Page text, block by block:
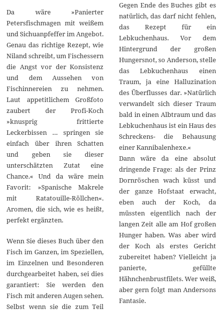
Da wäre »Panierter
Petersfischmagen mit weißem
und Sichuanpfeffer im Angebot.
Genau das richtige Rezept, wie
Niland schreibt, um Fischessern
die Angst vor der Konsistenz
und dem Aussehen von
Fischinnereien zu nehmen.
Laut appetitlichem Großfoto
zaubert der Profi-Koch
»knusprig frittierte
Leckerbissen … springen sie
einfach über ihren Schatten
und geben sie dieser
unterschätzten Zutat eine
Chance.« Und da wäre mein
Favorit: »Spanische Makrele
mit Ratatouille-Röllchen«.
Aromen, die sich, wie es heißt,
perfekt ergänzten.
Wenn Sie dieses Buch über den
Fisch im Ganzen, im Speziellen,
im Einzelnen und Besonderen
durchgearbeitet haben, sei dies
garantiert: Sie werden den
Fisch mit anderen Augen sehen.
Selbst wenn sie die zum Teil
Gegen Ende des Buches gibt es
natürlich, das darf nicht fehlen,
das Rezept für ein
Lebkuchenhaus. Vor dem
Hintergrund der großen
Hungersnot, so Anderson, stelle
das Lebkuchenhaus einen
Traum, ja eine Halluzination
des Überflusses dar. »Natürlich
verwandelt sich dieser Traum
bald in einen Albtraum und das
Lebkuchenhaus ist ein Haus des
Schreckens- die Behausung
einer Kannibalenhexe.«
Dann wäre da eine absolut
dringende Frage: als der Prinz
Dornröschen wach küsst und
der ganze Hofstaat erwacht,
eben auch der Koch, da
müssten eigentlich nach der
langen Zeit alle am Hof großen
Hunger haben. Was aber wird
der Koch als erstes Gericht
zubereitet haben? Vielleicht ja
panierte, gefüllte
Hähnchenbrustfilets. Wer weiß,
aber gern folgt man Andersons
Fantasie.